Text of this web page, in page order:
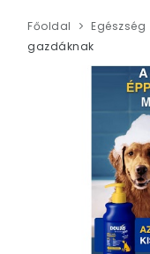
EBUGATTA
SPORT - MUNKA
RENDEZVÉNYEK
REKLÁMAJÁNDÉK
Főoldal Egészség
gazdáknak